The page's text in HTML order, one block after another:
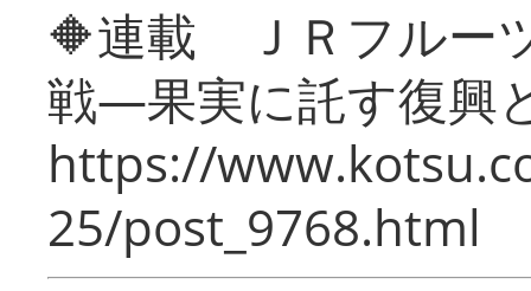
🔶連載 ＪＲフルー
戦―果実に託す復興
https://
25/post_9768.html